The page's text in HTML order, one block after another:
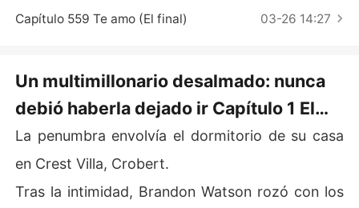
recta y las mejillas secas, sintió que su pulso se desvan
xima velocidad, incapaz de dejar ir a la mujer que había
descartado, suplicando que ella lo volviera a mirar una
Capítulo 559 Te amo (El final) 03-26 14:27
Un multimillonario desalmado: nunca
debió haberla dejado ir Capítulo 1 El
último favor
La penumbra envolvía el dormitorio de su casa
en Crest Villa, Crobert.
Tras la intimidad, Brandon Watson rozó con los